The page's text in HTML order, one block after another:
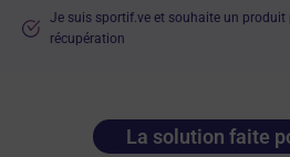
Je suis sportif.ve et souhaite un
récupération
La solution faite